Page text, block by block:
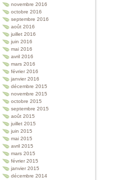
novembre 2016
octobre 2016
septembre 2016
août 2016
juillet 2016
juin 2016
mai 2016
avril 2016
mars 2016
février 2016
janvier 2016
décembre 2015
novembre 2015
octobre 2015
septembre 2015
août 2015
juillet 2015
juin 2015
mai 2015
avril 2015
mars 2015
février 2015
janvier 2015
décembre 2014